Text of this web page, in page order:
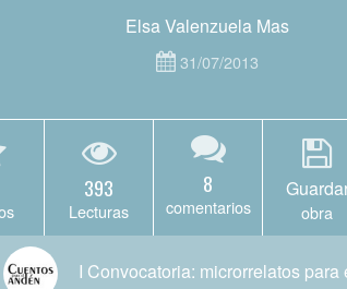
Elsa Valenzuela Mas
31/07/2013
393
Lecturas
8
comentarios obra
I Convocatoria: microrrelatos para